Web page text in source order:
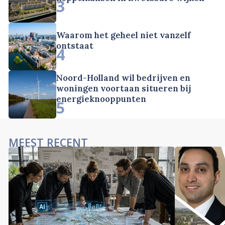
3
Waarom het geheel niet vanzelf
ontstaat
4
Noord-Holland wil bedrijven en
woningen voortaan situeren bij
energieknooppunten
5
MEEST RECENT